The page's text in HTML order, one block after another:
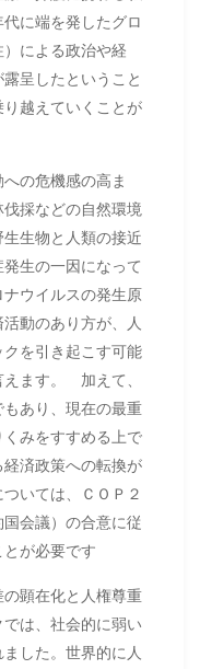
に端を発したグロ
による政治や経
呈したということ
越えていくことが
の危機感の高ま
採などの自然環境
生物と人類の接近
生の一因になって
ウイルスの発生原
動のあり方が、人
を引き起こす可能
ます。 加えて、
あり、現在の最重
みをすすめる上で
済政策への転換が
いては、ＣＯＰ２
会議）の合意に従
が必要です
顕在化と人権尊重
は、社会的に弱い
した。世界的に人